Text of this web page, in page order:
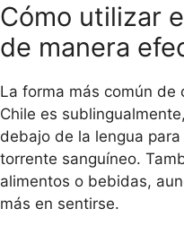
Cómo utilizar
de manera
La forma más común de
Chile es
debajo de la lengua
torrente sanguíneo.
alimentos o bebidas,
más en sentirse.